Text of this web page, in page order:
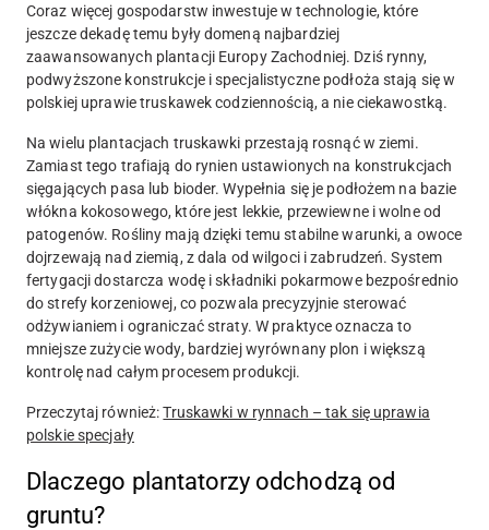
Coraz więcej gospodarstw inwestuje w technologie, które
jeszcze dekadę temu były domeną najbardziej
zaawansowanych plantacji Europy Zachodniej. Dziś rynny,
podwyższone konstrukcje i specjalistyczne podłoża stają się w
polskiej uprawie truskawek codziennością, a nie ciekawostką.
Na wielu plantacjach truskawki przestają rosnąć w ziemi.
Zamiast tego trafiają do rynien ustawionych na konstrukcjach
sięgających pasa lub bioder. Wypełnia się je podłożem na bazie
włókna kokosowego, które jest lekkie, przewiewne i wolne od
patogenów. Rośliny mają dzięki temu stabilne warunki, a owoce
dojrzewają nad ziemią, z dala od wilgoci i zabrudzeń. System
fertygacji dostarcza wodę i składniki pokarmowe bezpośrednio
do strefy korzeniowej, co pozwala precyzyjnie sterować
odżywianiem i ograniczać straty. W praktyce oznacza to
mniejsze zużycie wody, bardziej wyrównany plon i większą
kontrolę nad całym procesem produkcji.
Przeczytaj również:Truskawki w rynnach – tak się uprawia
polskie specjały
Dlaczego plantatorzy odchodzą od
gruntu?